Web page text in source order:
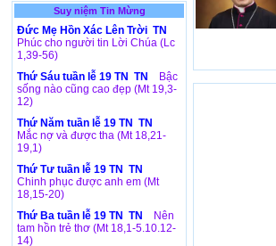
Suy niệm Tin Mừng
Đức Mẹ Hồn Xác Lên Trời TN
Phúc cho người tin Lời Chúa (Lc
1,39-56)
Thứ Sáu tuần lễ 19 TN TN
Bậc
sống nào cũng cao đẹp (Mt 19,3-
12)
Thứ Năm tuần lễ 19 TN TN
Mắc nợ và được tha (Mt 18,21-
19,1)
Thứ Tư tuần lễ 19 TN TN
Chinh phục được anh em (Mt
18,15-20)
Thứ Ba tuần lễ 19 TN TN
Nên
tam hồn trẻ thơ (Mt 18,1-5.10.12-
14)